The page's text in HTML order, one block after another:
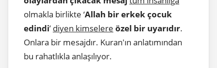
olmakla birlikte ‘Allah bir erkek çocuk
edindi’ diyen kimselere özel bir uyarıdır.
Onlara bir mesajdır. Kuran'ın anlatımından
bu rahatlıkla anlaşılıyor.